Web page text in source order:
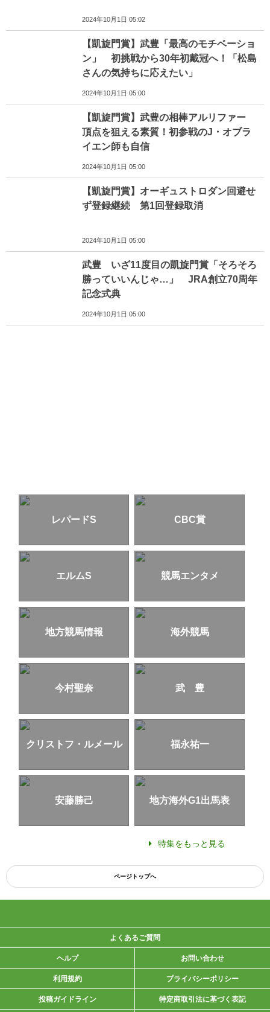
2024年10月1日 05:02
【凱旋門賞】武豊「最高のモチベーショ
ン」 初挑戦から30年初戴冠へ！「松島
さんの気持ちに応えたい」
2024年10月1日 05:00
【凱旋門賞】武豊の相棒アルリファー
頂点を狙える素質！初参戦のJ・オブラ
イエン師も自信
2024年10月1日 05:00
【凱旋門賞】オーギュストロダン回避せ
ず登録継続 第1回登録取消
2024年10月1日 05:00
武豊 いざ11度目の凱旋門賞「そろそろ
勝っていいんじゃ…」 JRA創立70周年
記念式典
2024年10月1日 05:00
レパードS CBC賞
エルムS 競馬エンタメ
地方競馬情報 海外競馬
今村聖奈 武 豊
クリストフ・ルメール 福永祐一
安藤勝己 地方海外G1出馬表
特集をもっと見る
ページトップへ
よくあるご質問
ヘルプ お問い合わせ
利用規約 プライバシーポリシー
投稿ガイドライン 特定商取引法に基づく表記